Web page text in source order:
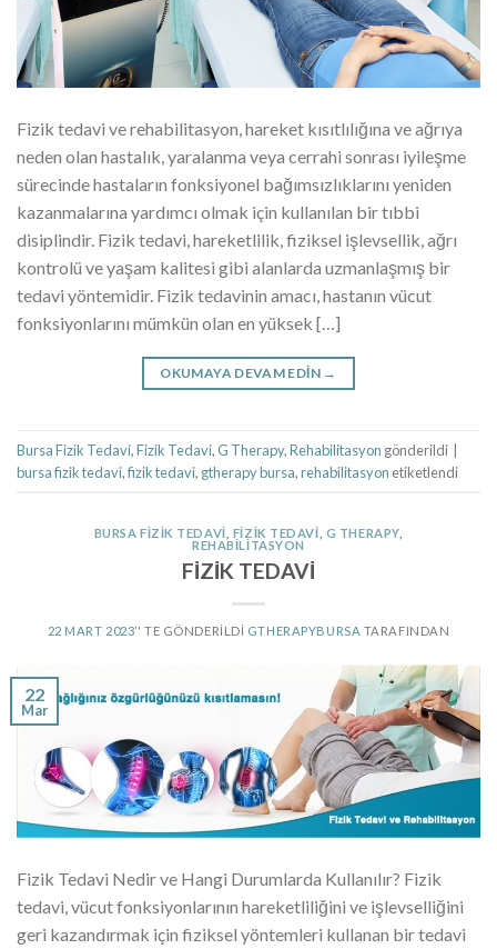
Fizik tedavi ve rehabilitasyon, hareket kısıtlılığına ve ağrıya
neden olan hastalık, yaralanma veya cerrahi sonrası iyileşme
sürecinde hastaların fonksiyonel bağımsızlıklarını yeniden
kazanmalarına yardımcı olmak için kullanılan bir tıbbi
disiplindir. Fizik tedavi, hareketlilik, fiziksel işlevsellik, ağrı
kontrolü ve yaşam kalitesi gibi alanlarda uzmanlaşmış bir
tedavi yöntemidir. Fizik tedavinin amacı, hastanın vücut
fonksiyonlarını mümkün olan en yüksek […]
OKUMAYA DEVAM EDIN →
Bursa Fizik Tedavi,Fizik Tedavi, G Therapy,Rehabilitasyon gönderildi
bursa fizik tedavi,fizik tedavi, gtherapy bursa,rehabilitasyon etiketlendi
BURSA FIZIK TEDAVI FIZIK TEDAVI G THERAPY,
REHABILITASYON
FİZİK TEDAVİ
22 MART 2023’' TE GÖNDERILDI GTHERAPYBURSA TARAFINDAN
22
Mar
Fizik Tedavi Nedir ve Hangi Durumlarda Kullanılır? Fizik
tedavi, vücut fonksiyonlarının hareketliliğini ve işlevselliğini
geri kazandırmak için fiziksel yöntemleri kullanan bir tedavi